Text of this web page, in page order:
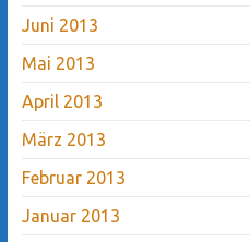
Juni 2013
Mai 2013
April 2013
März 2013
Februar 2013
Januar 2013